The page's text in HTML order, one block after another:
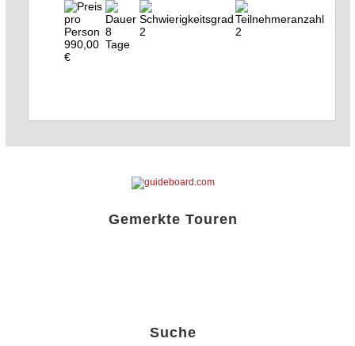
990,00
€
8
Tage
2 2
Gemerkte Touren
Suche